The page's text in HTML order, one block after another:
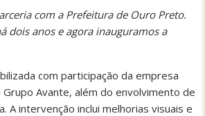
com a Prefeitura de Ouro Preto.
dois anos e agora inauguramos a
com participação da empresa
Avante, além do envolvimento de
A intervenção inclui melhorias visuais e